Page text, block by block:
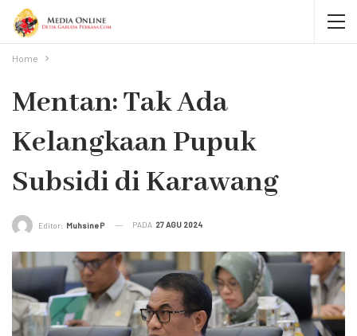
Home
Mentan: Tak Ada
Kelangkaan Pupuk
Subsidi di Karawang
Editor: Muhsine P PADA 27 AGU 2024